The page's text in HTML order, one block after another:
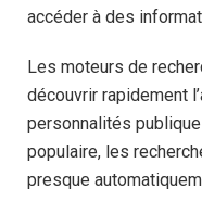
accéder à des
Les moteurs de
découvrir rapidement
personnalités
populaire, les
presque